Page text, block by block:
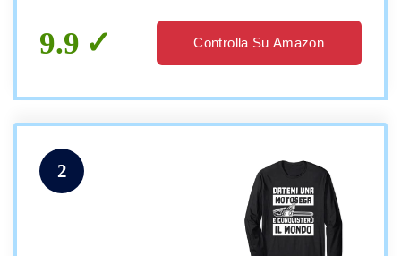
9.9 Controlla Su Amazon
2